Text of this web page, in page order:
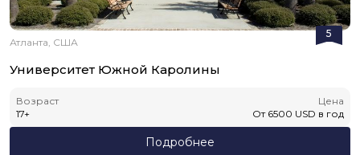
5
Атланта, США
Университет Южной Каролины
Возраст
17+
Цена
От 6500 USD в год
Подробнее